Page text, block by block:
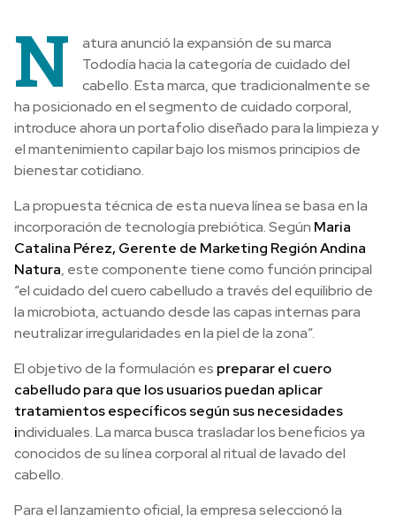
N
atura anunció la expansión de su marca
Tododía hacia la categoría de cuidado del
cabello. Esta marca, que tradicionalmente se
ha posicionado en el segmento de cuidado corporal,
introduce ahora un portafolio diseñado para la limpieza y
el mantenimiento capilar bajo los mismos principios de
bienestar cotidiano.
La propuesta técnica de esta nueva línea se basa en la
incorporación de tecnología prebiótica. Según Maria
Catalina Pérez, Gerente de Marketing Región Andina
Natura, este componente tiene como función principal
“el cuidado del cuero cabelludo a través del equilibrio de
la microbiota, actuando desde las capas internas para
neutralizar irregularidades en la piel de la zona”.
El objetivo de la formulación es preparar el cuero
cabelludo para que los usuarios puedan aplicar
tratamientos específicos según sus necesidades
individuales. La marca busca trasladar los beneficios ya
conocidos de su línea corporal al ritual de lavado del
cabello.
Para el lanzamiento oficial, la empresa seleccionó la